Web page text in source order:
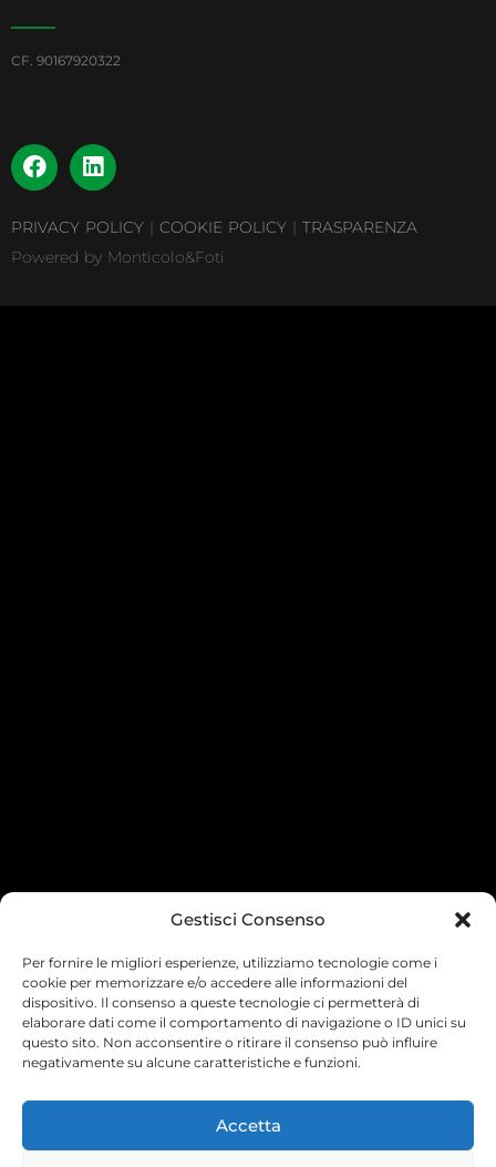
Gestisci Consenso
Per fornire le migliori esperienze, utilizziamo tecnologie come i
cookie per memorizzare e/o accedere alle informazioni del
dispositivo. Il consenso a queste tecnologie ci permetterà di
elaborare dati come il comportamento di navigazione o ID unici su
questo sito. Non acconsentire o ritirare il consenso può influire
negativamente su alcune caratteristiche e funzioni.
Accetta
CF. 90167920322
PRIVACY POLICY | COOKIE POLICY | TRASPARENZA
Powered by Monticolo&Foti